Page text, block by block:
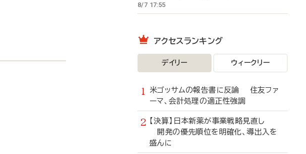
8/7 17:55
アクセスランキング
デイリー ウィークリー
米ゴッサムの報告書に反論 住友ファ
ーマ、会計処理の適正性強調
【決算】日本新薬が事業戦略見直し
開発の優先順位を明確化、導出入を
盛んに